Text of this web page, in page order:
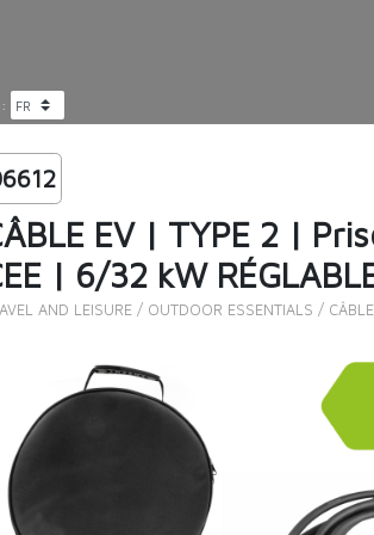
exacte
EV | TYPE 2 |
| 6/32 kW
AND LEISURE / OUTDOOR ESSENTIALS /